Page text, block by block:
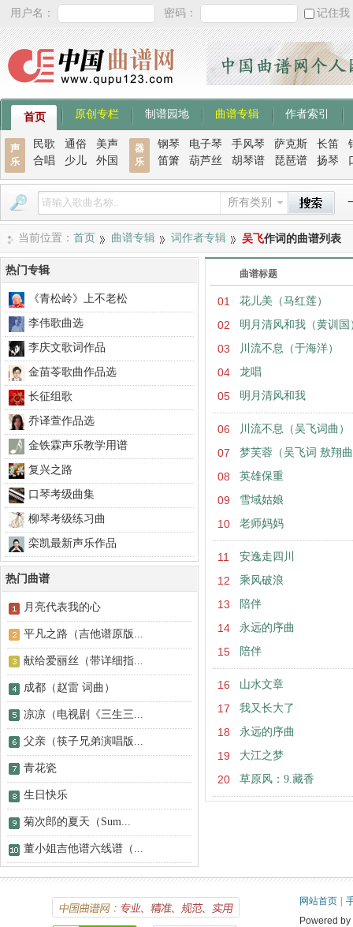
用户名： 密码： 记住我
首页 原创专栏 制谱园地 曲谱专辑 作者索引
声
乐
民歌 通俗
美声
合唱
少儿 外国
器
乐
钢琴 电子琴 手风琴 萨克斯 长笛
笛箫
葫芦丝 胡琴谱 琵琶谱 扬琴
所有类别
当前位置： 首页 曲谱专辑 词作者专辑 吴飞作词的曲谱列表
曲谱标题
01 花儿美（马红莲）
02 明月清风和我（黄训国
03 川流不息（于海洋）
04 龙唱
05 明月清风和我
06 川流不息（吴飞词曲）
07 梦芙蓉（吴飞词 敖翔
08 英雄保重
09 雪域姑娘
10 老师妈妈
11 安逸走四川
12 乘风破浪
13 陪伴
14 永远的序曲
15 陪伴
16 山水文章
17 我又长大了
18 永远的序曲
19 大江之梦
20 草原风：9.藏香
热门专辑
《青松岭》上不老松
李伟歌曲选
李庆文歌词作品
金苗苓歌曲作品选
长征组歌
乔译萱作品选
金铁霖声乐教学用谱
复兴之路
口琴考级曲集
柳琴考级练习曲
栾凯最新声乐作品
热门曲谱
月亮代表我的心
平凡之路（吉他谱原版...
献给爱丽丝（带详细指...
成都（赵雷 词曲）
凉凉（电视剧《三生三...
父亲（筷子兄弟演唱版...
青花瓷
生日快乐
菊次郎的夏天（Sum...
董小姐吉他谱六线谱（...
网站首页
Powered